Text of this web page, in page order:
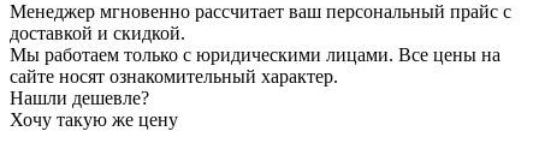
Менеджер мгновенно рассчитает ваш персональный прайс с
доставкой и скидкой.
Мы работаем только с юридическими лицами. Все цены на
сайте носят ознакомительный характер.
Нашли дешевле?
Хочу такую же цену